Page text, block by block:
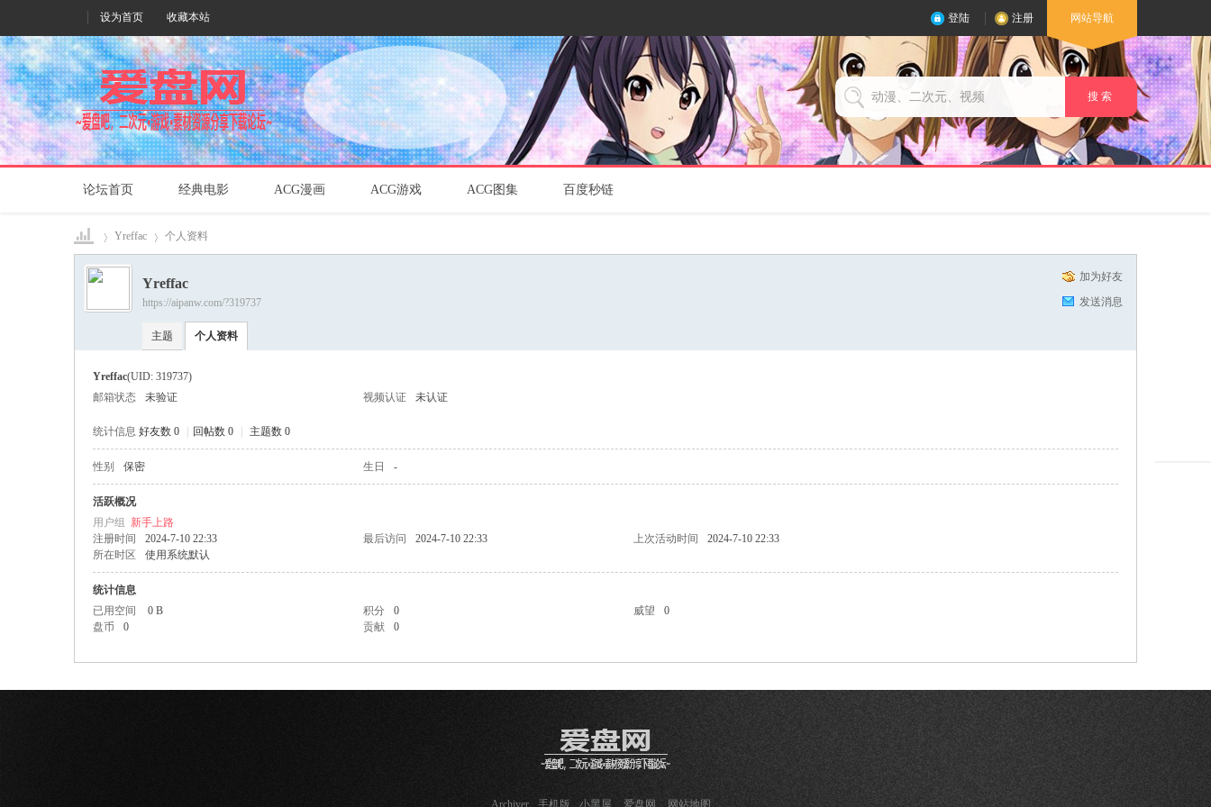
设为首页 收藏本站 登陆 注册 网站导航
搜 索
论坛首页 经典电影 ACG漫画 ACG游戏 ACG图集 百度秒链
爱盘›
Yreffac 个人资料
加为好友
发送消息
Yreffac
https://aipanw.com/?319737
主题 个人资料
Yreffac(UID: 319737)
邮箱状态
未验证 视频认证 未认证
统计信息 好友数 0 回帖数 0 主题数 0
性别 保密 生日 -
活跃概况
用户组 新手上路
注册时间
2024-7-10 22:33 最后访问 2024-7-10 22:33 上次活动时间
2024-7-10 22:33
所在时区
使用系统默认
统计信息
已用空间
0 B 积分 0 威望
0
盘币
0 贡献 0
Archiver 手机版 小黑屋 爱盘网 网站地图